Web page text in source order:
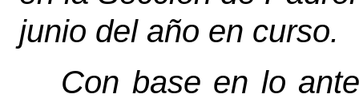
junio del año en curso.
Con base en lo